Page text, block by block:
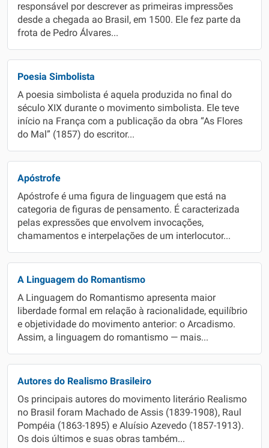
responsável por descrever as primeiras impressões
desde a chegada ao Brasil, em 1500. Ele fez parte da
frota de Pedro Álvares...
Poesia Simbolista
A poesia simbolista é aquela produzida no final do
século XIX durante o movimento simbolista. Ele teve
início na França com a publicação da obra “As Flores
do Mal” (1857) do escritor...
Apóstrofe
Apóstrofe é uma figura de linguagem que está na
categoria de figuras de pensamento. É caracterizada
pelas expressões que envolvem invocações,
chamamentos e interpelações de um interlocutor...
A Linguagem do Romantismo
A Linguagem do Romantismo apresenta maior
liberdade formal em relação à racionalidade, equilíbrio
e objetividade do movimento anterior: o Arcadismo.
Assim, a linguagem do romantismo — mais...
Autores do Realismo Brasileiro
Os principais autores do movimento literário Realismo
no Brasil foram Machado de Assis (1839-1908), Raul
Pompéia (1863-1895) e Aluísio Azevedo (1857-1913).
Os dois últimos e suas obras também...